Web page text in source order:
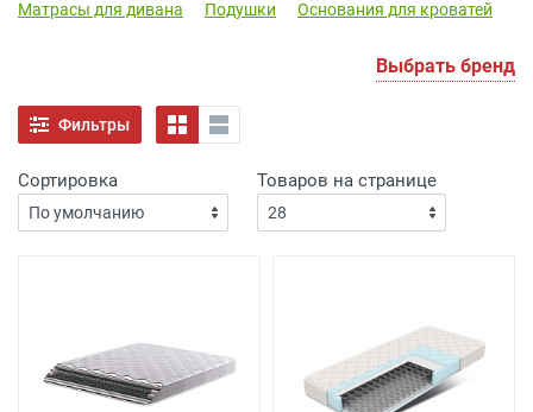
Матрасы для дивана
Подушки Основания для кроватей
Выбрать бренд
Фильтры
Сортировка Товаров на странице